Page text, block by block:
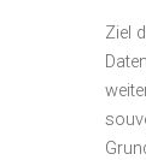
Ziel